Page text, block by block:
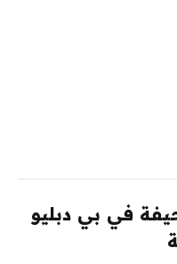
في بي دبليو